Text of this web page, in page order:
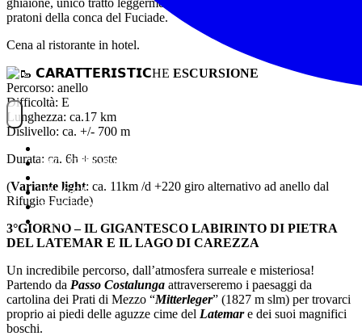
ESCURSIONI
VIAGGI
TESSERAMENTO
STAFF
pratoni della conca del Fuciade.
Cena al ristorante in hotel.
𝗖𝗔𝗥𝗔𝗧𝗧𝗘𝗥𝗜𝗦𝗧𝗜𝗖HE ESCURSIONE
Percorso: anello
Difficoltà: E
Lunghezza: ca.17 km
Dislivello: ca. +/- 700 m
Durata: ca. 6h + soste
(Variante light: ca. 11km /d +220 giro alternativo ad anello dal
Rifugio Fuciade)
3°GIORNO – IL GIGANTESCO LABIRINTO DI PIETRA
DEL LATEMAR E IL LAGO DI CAREZZA
Un incredibile percorso, dall’atmosfera surreale e misteriosa!
Partendo da Passo Costalunga attraverseremo i paesaggi da
cartolina dei Prati di Mezzo “Mitterleger” (1827 m slm) per trovarci
proprio ai piedi delle aguzze cime del Latemare dei suoi magnifici
boschi.